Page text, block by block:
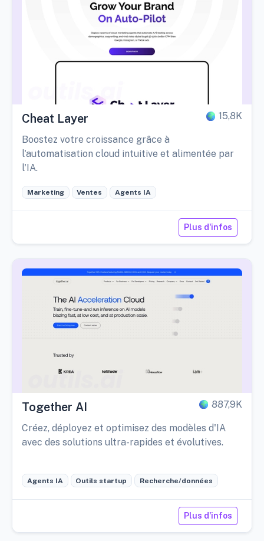
Cheat Layer 15,8K
Boostez votre croissance grâce à
l'automatisation cloud intuitive et alimentée par
l'IA.
Marketing Ventes Agents IA
Plus d'infos
Together AI 887,9K
Créez, déployez et optimisez des modèles d'IA
avec des solutions ultra-rapides et évolutives.
Agents IA Outils startup Recherche/données
Plus d'infos